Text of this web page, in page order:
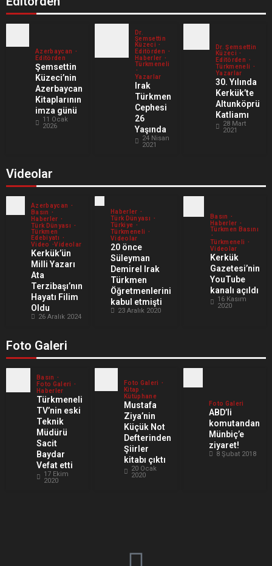
Azerbaycan
Editörden
Şemsettin
Küzeci’nin
Azerbaycan
Kitaplarının
imza günü
11 Ocak
2026
Dr.
Şemsettin
Küzeci
Editörden
Haberler
Türkmeneli
Yazarlar
Irak
Türkmen
Cephesi
26
Yaşında
24 Nisan
2021
Dr. Şemsettin
Küzeci
Editörden
Türkmeneli
Yazarlar
30. Yılında
Kerkük’te
Altunköprü
Katliamı
28 Mart
2021
Videolar
Azerbaycan
Basın
Haberler
Türk Dünyası
Türkmen
Edebiyatı
Video
Videolar
Kerkük’ün
Milli Yazarı
Ata
Terzibaşı’nın
Hayatı Filim
Oldu
26 Aralık 2024
Haberler
Türk Dünyası
Türkiye
Türkmeneli
Videolar
20 önce
Süleyman
Demirel Irak
Türkmen
Öğretmenlerini
kabul etmişti
23 Aralık 2020
Basın
Haberler
Türkmen Basını
Türkmeneli
Videolar
Kerkük
Gazetesi’nin
YouTube
kanalı açıldı
16 Kasım
2020
Foto Galeri
Basın
Foto Galeri
Haberler
Türkmeneli
TV’nin eski
Teknik
Müdürü
Sacit
Baydar
Vefat etti
17 Ekim
2020
Foto Galeri
Kitap
Kütüphane
Mustafa
Ziya’nin
Küçük Not
Defterinden
Şiirler
kitabı çıktı
20 Ocak
2020
Foto Galeri
ABD’li
komutandan
Münbiç’e
ziyaret!
8 Şubat 2018